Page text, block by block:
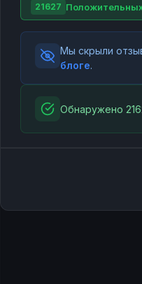
21627
Мы скрыли
блоге.
Обнаружено